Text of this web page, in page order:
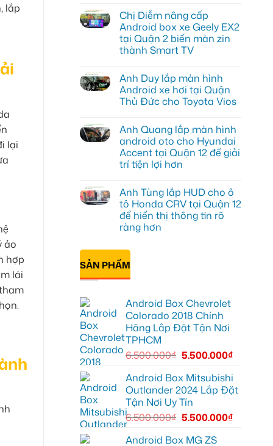
lắp
lại
ảo
hợp
lái
bình
luận
ở
Chị
Minh
lắp
Geely
EX2
Quận
Bình
biến
màn
zin
thành
thông
minh
Chị Diễm nâng cấp
Android box xe Geely EX2
tại Quận 2 biến màn zin
thành Smart TV
bình
luận
ở
Chị
cấp
Android
box
xe
Geely
EX2
2
biến
màn
zin
thành
Smart
Anh Duy lắp màn hình
Android xe hơi tại Quận
Thủ Đức cho Toyota Vios
bình
luận
ở
Anh
Duy
lắp
Android
xe
hơi
tại
Quận
Thủ
cho
Vios
Anh Quang lắp màn hình
android oto cho Hyundai
Accent tại Quận 12 để giải
trí tiện lợi hơn
bình
luận
ở
Anh
Quang
lắp
hình
oto
cho
Hyundai
Quận
để
giải
trí
tiện
lợi
hơn
Anh Tùng lắp HUD cho ô
tô Honda CRV tại Quận 12
để hiển thị thông tin rõ
ràng hơn
có
luận
ở
Anh
HUD
cho
Honda
CRV
tại
Quận
hiển
thị
thông
rõ
ràng
hơn
SẢN PHẨM
Android Box Chevrolet
Colorado 2018 Chính
Hãng Lắp Đặt Tận Nơi
TPHCM
6.500.000₫ 5.500.000₫
Android Box Mitsubishi
Outlander 2024 Lắp Đặt
Tận Nơi Uy Tín
6.500.000₫ 5.500.000₫
Android Box MG ZS